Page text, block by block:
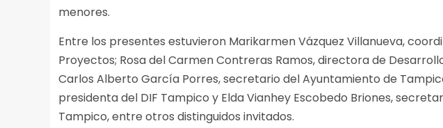
menores.
Entre los presentes estuvieron Marikarmen Vázquez Villanueva,
Proyectos; Rosa del Carmen Contreras Ramos, directora de
Carlos Alberto García Porres, secretario del Ayuntamiento de
presidenta del DIF Tampico y Elda Vianhey Escobedo Briones,
Tampico, entre otros distinguidos invitados.